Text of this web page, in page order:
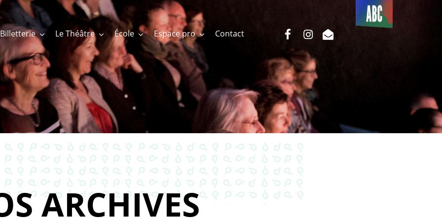
Billetterie Le Théâtre École Espace pro Contact
Du côté
de l’ABC
facebookinstagram
email
ARCHIVES